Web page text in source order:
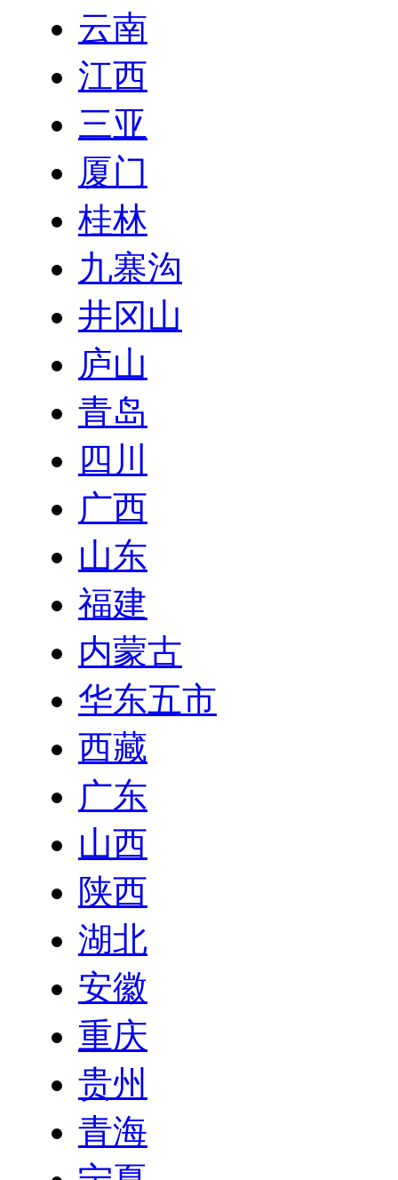
云南
江西
三亚
厦门
桂林
九寨沟
井冈山
庐山
青岛
四川
广西
山东
福建
内蒙古
华东五市
西藏
广东
山西
陕西
湖北
安徽
重庆
贵州
青海